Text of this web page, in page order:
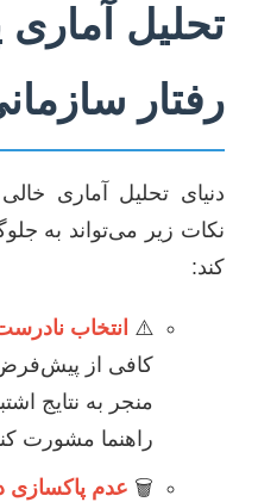
تحلیل آماری
رفتار
دنیای تحلیل آماری
نکات زیر می‌تواند به
کند:
⚠️ انتخاب
کافی از
منجر به نتایج
راهنما مشورت
🗑️ عدم پاکسازی